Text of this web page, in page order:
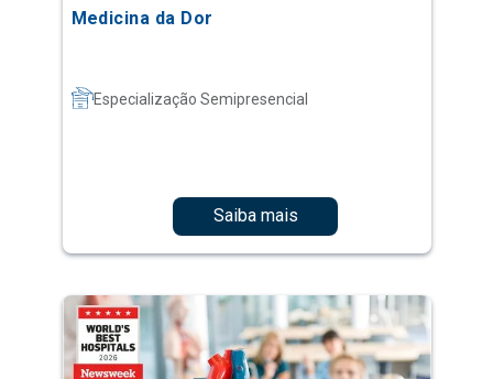
Medicina da Dor
Especialização Semipresencial
Saiba mais